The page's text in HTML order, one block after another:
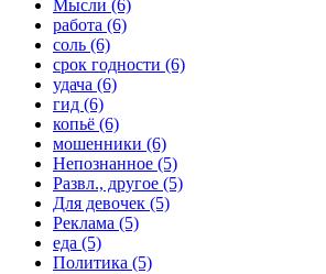
Мысли (6)
работа (6)
соль (6)
срок годности (6)
удача (6)
гид (6)
копьё (6)
мошенники (6)
Непознанное (5)
Развл., другое (5)
Для девочек (5)
Реклама (5)
еда (5)
Политика (5)